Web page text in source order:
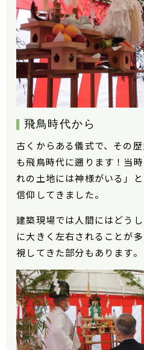
飛鳥時代から
古くからある儀式で、その
も飛鳥時代に遡ります！当
れの土地には神様がいる」
信仰してきました。
建築現場では人間にはどう
に大きく左右されることが
視してきた部分もあります。